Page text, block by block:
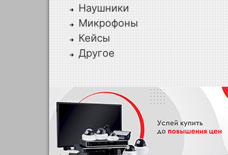
Наушники
Микрофоны
Кейсы
Другое